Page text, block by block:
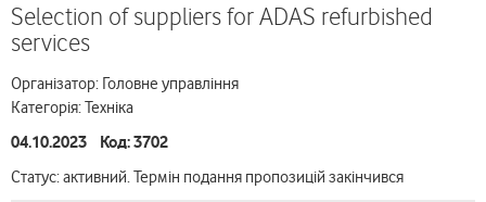
Selection of suppliers for ADAS refurbished
services
Організатор: Головне управління
Категорія: Техніка
04.10.2023 Код: 3702
Статус: активний. Термін подання пропозицій закінчився